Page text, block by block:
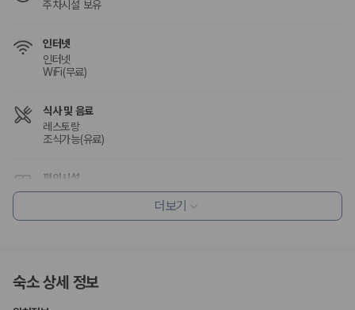
동일한 차량이라도 보험 조건에 따라 실제 부담 금액이 달라질 수 있습니
건을 함께 확인할 수 있도록 돕습니다.
일반자차:사고 발생 시 일정 금액의 면책금이 발생할 수 있습니다.
슈퍼자차:더 높은 보장 조건을 원하는 사용자에게 적합합니다.
2000만 고객이 선택한 렌트카 가격비교 플랫폼
격비교 플랫폼입니다.
건
예약 가능 차량
주차시설 보유
인터넷
인터넷
WiFi(무료)
식사 및 음료
레스토랑
조식가능(유료)
편의시설
엘리베이터
더보기
숙소 상세 정보